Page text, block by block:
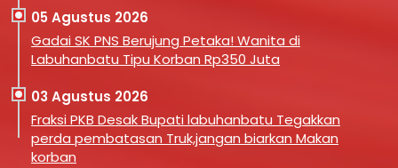
05 Agustus 2026
Gadai SK PNS Berujung Petaka! Wanita di
Labuhanbatu Tipu Korban Rp350 Juta
03 Agustus 2026
Fraksi PKB Desak Bupati labuhanbatu Tegakkan
perda pembatasan Truk,jangan biarkan Makan
korban